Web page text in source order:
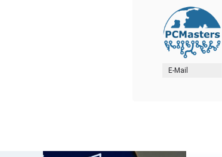
E-Mail